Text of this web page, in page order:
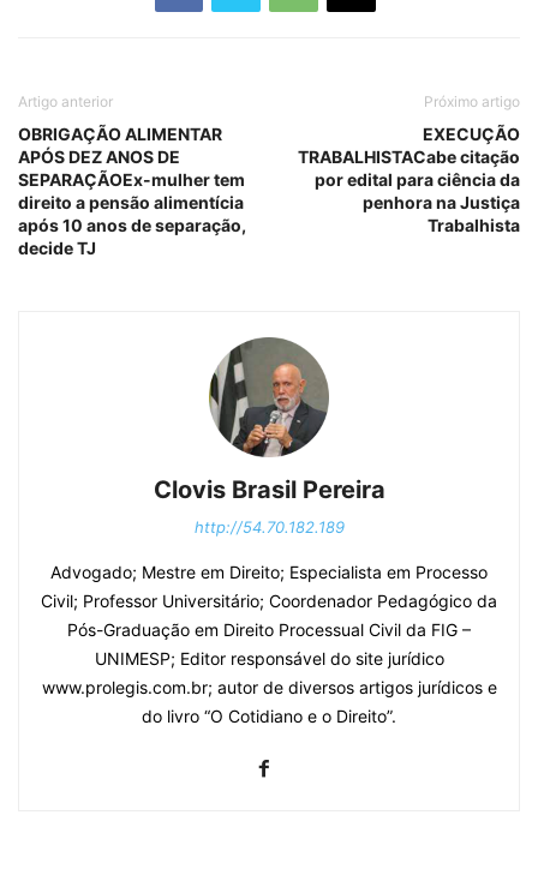
Artigo anterior
OBRIGAÇÃO ALIMENTAR
APÓS DEZ ANOS DE
SEPARAÇÃOEx-mulher tem
direito a pensão alimentícia
após 10 anos de separação,
decide TJ
Próximo artigo
EXECUÇÃO
TRABALHISTACabe citação
por edital para ciência da
penhora na Justiça
Trabalhista
Clovis Brasil Pereira
http://54.70.182.189
Advogado; Mestre em Direito; Especialista em Processo
Civil; Professor Universitário; Coordenador Pedagógico da
Pós-Graduação em Direito Processual Civil da FIG –
UNIMESP; Editor responsável do site jurídico
www.prolegis.com.br; autor de diversos artigos jurídicos e
do livro “O Cotidiano e o Direito”.